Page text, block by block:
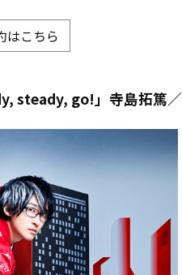
はこちら
steady, go!」寺島拓篤／